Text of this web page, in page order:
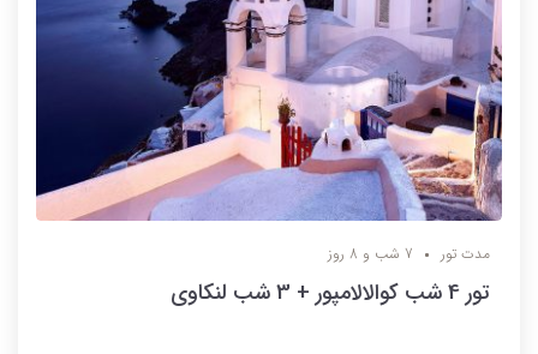
مدت تور 7 شب و 8 روز
تور 4 شب کوالالامپور + 3 شب لنکاوی